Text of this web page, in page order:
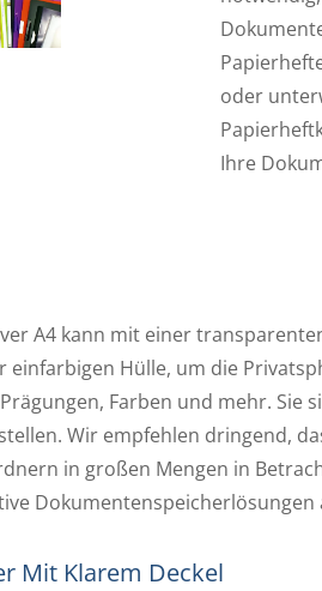
oder
Ihre
A4 kann mit einer
einfarbigen Hülle, um die
Farben und mehr. Sie
Wir empfehlen dringend,
in großen Mengen in
Dokumentenspeicherlösungen
Mit Klarem Deckel